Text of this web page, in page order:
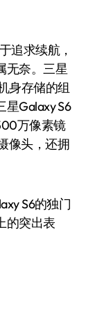
追求续航，
无奈。三星
身存储的组
Galaxy S6
万像素镜
像头，还拥
S6的独门
的突出表